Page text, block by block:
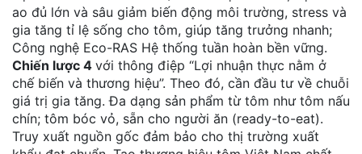
ao đủ lớn và sâu giảm biến động môi trường, stress và
gia tăng tỉ lệ sống cho tôm, giúp tăng trưởng nhanh;
Công nghệ Eco-RAS Hệ thống tuần hoàn bền vững.
Chiến lược 4 với thông điệp “Lợi nhuận thực nằm ở
chế biến và thương hiệu”. Theo đó, cần đầu tư về chuỗi
giá trị gia tăng. Đa dạng sản phẩm từ tôm như tôm nấu
chín; tôm bóc vỏ, sẵn cho người ăn (ready-to-eat).
Truy xuất nguồn gốc đảm bảo cho thị trường xuất